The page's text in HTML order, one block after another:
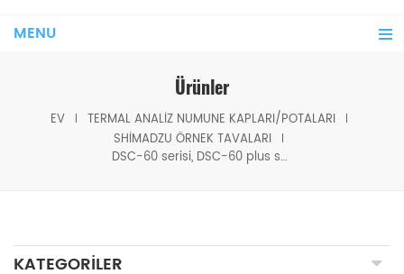
MENU
Ürünler
EV
TERMAL ANALIZ NUMUNE KAPLARI/POTALARI
SHIMADZU ÖRNEK TAVALARI
DSC-60 serisi, DSC-60 plus serisi, DTG-60 serisi ve DTA-50 cihazları için Shimadzu 222-02067-92'ye eşdeğer PASLANMAZ ÇELİK BASINCA DAYANIKLI KEÇE TAVALAR
KATEGORILER